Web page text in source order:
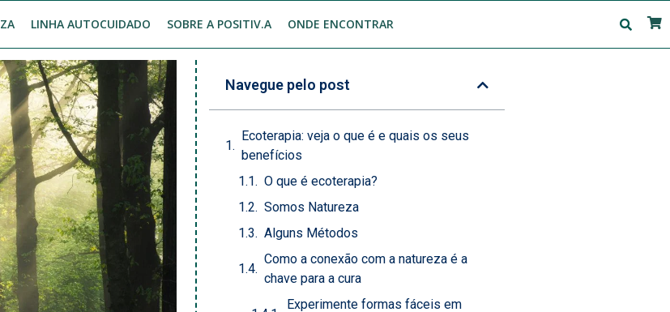
LINHA AUTOCUIDADO SOBRE A POSITIV.A ONDE ENCONTRAR
Navegue pelo post
Ecoterapia: veja o que é e quais os seus
benefícios
O que é ecoterapia?
Somos Natureza
Alguns Métodos
Como a conexão com a natureza é a
chave para a cura
Experimente formas fáceis em